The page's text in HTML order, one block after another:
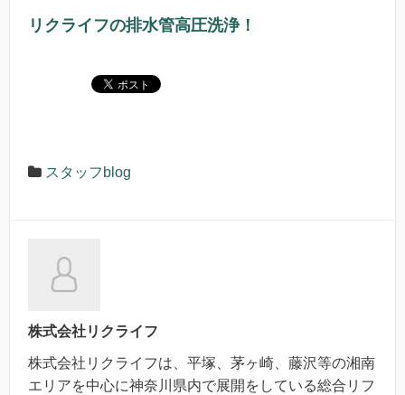
リクライフの排水管高圧洗浄！
スタッフblog
株式会社リクライフ
株式会社リクライフは、平塚、茅ヶ崎、藤沢等の湘南
エリアを中心に神奈川県内で展開をしている総合リフ